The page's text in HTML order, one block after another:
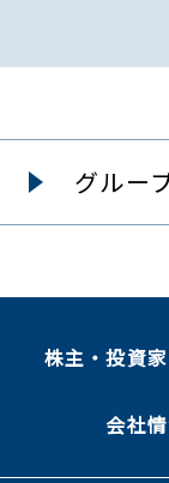
グルー
株主・投資
会社